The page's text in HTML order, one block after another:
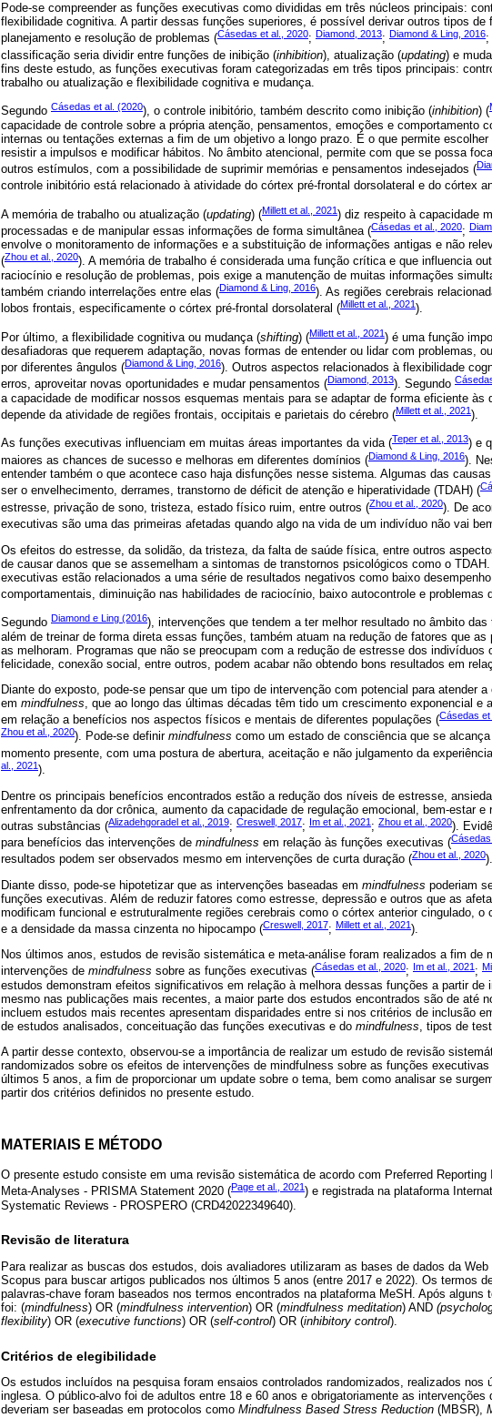
Pode-se compreender as funções executivas como divididas em três núcleos principais:
flexibilidade cognitiva. A partir dessas funções superiores, é possível derivar outros tipos de
planejamento e resolução de problemas (Cásedas et al., 2020; Diamond, 2013; Diamond & Ling, 2016;
classificação seria dividir entre funções de inibição (inhibition), atualização (updating) e
fins deste estudo, as funções executivas foram categorizadas em três tipos principais:
trabalho ou atualização e flexibilidade cognitiva e mudança.
Segundo Cásedas et al. (2020), o controle inibitório, também descrito como inibição (inhibition) (
capacidade de controle sobre a própria atenção, pensamentos, emoções e comportamento
internas ou tentações externas a fim de um objetivo a longo prazo. É o que permite
resistir a impulsos e modificar hábitos. No âmbito atencional, permite com que se possa
outros estímulos, com a possibilidade de suprimir memórias e pensamentos indesejados (
controle inibitório está relacionado à atividade do córtex pré-frontal dorsolateral e do córtex
A memória de trabalho ou atualização (updating) (Millett et al., 2021) diz respeito à capacidade
processadas e de manipular essas informações de forma simultânea (Cásedas et al., 2020;
envolve o monitoramento de informações e a substituição de informações antigas e não
(Zhou et al., 2020). A memória de trabalho é considerada uma função crítica e que influencia
raciocínio e resolução de problemas, pois exige a manutenção de muitas informações
também criando interrelações entre elas (Diamond & Ling, 2016). As regiões cerebrais
lobos frontais, especificamente o córtex pré-frontal dorsolateral (Millett et al., 2021).
Por último, a flexibilidade cognitiva ou mudança (shifting) (Millett et al., 2021) é uma função
desafiadoras que requerem adaptação, novas formas de entender ou lidar com problemas,
por diferentes ângulos (Diamond & Ling, 2016). Outros aspectos relacionados à flexibilidade
erros, aproveitar novas oportunidades e mudar pensamentos (Diamond, 2013). Segundo
a capacidade de modificar nossos esquemas mentais para se adaptar de forma eficiente às
depende da atividade de regiões frontais, occipitais e parietais do cérebro (Millett et al., 2021).
As funções executivas influenciam em muitas áreas importantes da vida (Teper et al., 2013) e
maiores as chances de sucesso e melhoras em diferentes domínios (Diamond & Ling, 2016).
entender também o que acontece caso haja disfunções nesse sistema. Algumas das
ser o envelhecimento, derrames, transtorno de déficit de atenção e hiperatividade (TDAH) (
estresse, privação de sono, tristeza, estado físico ruim, entre outros (Zhou et al., 2020). De
executivas são uma das primeiras afetadas quando algo na vida de um indivíduo não vai
Os efeitos do estresse, da solidão, da tristeza, da falta de saúde física, entre outros
de causar danos que se assemelham a sintomas de transtornos psicológicos como o
executivas estão relacionados a uma série de resultados negativos como baixo
comportamentais, diminuição nas habilidades de raciocínio, baixo autocontrole e problemas
Segundo Diamond e Ling (2016), intervenções que tendem a ter melhor resultado no âmbito
além de treinar de forma direta essas funções, também atuam na redução de fatores que
as melhoram. Programas que não se preocupam com a redução de estresse dos indivíduos
felicidade, conexão social, entre outros, podem acabar não obtendo bons resultados em
Diante do exposto, pode-se pensar que um tipo de intervenção com potencial para atender
em mindfulness , que ao longo das últimas décadas têm tido um crescimento exponencial e
em relação a benefícios nos aspectos físicos e mentais de diferentes populações (Cásedas et
Zhou et al., 2020). Pode-se definir mindfulness como um estado de consciência que se
momento presente, com uma postura de abertura, aceitação e não julgamento da
al., 2021).
Dentre os principais benefícios encontrados estão a redução dos níveis de estresse,
enfrentamento da dor crônica, aumento da capacidade de regulação emocional, bem-estar
outras substâncias (Alizadehgoradel et al., 2019; Creswell, 2017; Im et al., 2021 ; Zhou et al., 2020).
para benefícios das intervenções de mindfulness em relação às funções executivas (
resultados podem ser observados mesmo em intervenções de curta duração (Zhou et al., 2020).
Diante disso, pode-se hipotetizar que as intervenções baseadas em mindfulness poderiam
funções executivas. Além de reduzir fatores como estresse, depressão e outros que as
modificam funcional e estruturalmente regiões cerebrais como o córtex anterior cingulado,
e a densidade da massa cinzenta no hipocampo (Creswell, 2017; Millett et al., 2021).
Nos últimos anos, estudos de revisão sistemática e meta-análise foram realizados a fim de
intervenções de mindfulness sobre as funções executivas (Cásedas et al., 2020; Im et al., 2021;
estudos demonstram efeitos significativos em relação à melhora dessas funções a partir de
mesmo nas publicações mais recentes, a maior parte dos estudos encontrados são de até
incluem estudos mais recentes apresentam disparidades entre si nos critérios de inclusão
de estudos analisados, conceituação das funções executivas e do mindfulness , tipos de
A partir desse contexto, observou-se a importância de realizar um estudo de revisão
randomizados sobre os efeitos de intervenções de mindfulness sobre as funções
últimos 5 anos, a fim de proporcionar um update sobre o tema, bem como analisar se
partir dos critérios definidos no presente estudo.
MATERIAIS E MÉTODO
O presente estudo consiste em uma revisão sistemática de acordo com Preferred
Meta-Analyses - PRISMA Statement 2020 (Page et al., 2021 ) e registrada na plataforma
Systematic Reviews - PROSPERO (CRD42022349640).
Revisão de literatura
Para realizar as buscas dos estudos, dois avaliadores utilizaram as bases de dados da
Scopus para buscar artigos publicados nos últimos 5 anos (entre 2017 e 2022). Os termos
palavras-chave foram baseados nos termos encontrados na plataforma MeSH. Após
foi: (mindfulness) OR (mindfulness intervention) OR (mindfulness meditation) AND
flexibility) OR (executive functions) OR (self-control) OR (inhibitory control).
Critérios de elegibilidade
Os estudos incluídos na pesquisa foram ensaios controlados randomizados, realizados nos
inglesa. O público-alvo foi de adultos entre 18 e 60 anos e obrigatoriamente as intervenções
deveriam ser baseadas em protocolos como Mindfulness Based Stress Reduction (MBSR),